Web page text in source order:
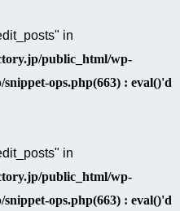
in
public_html/wp-
ops.php(663) : eval()'d
in
public_html/wp-
ops.php(663) : eval()'d